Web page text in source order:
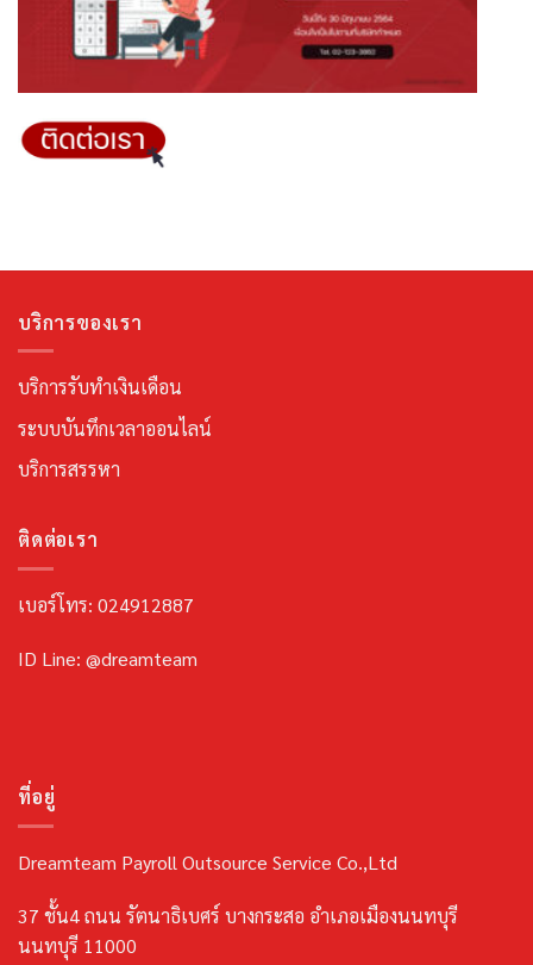
บริการของเรา
บริการรับทำเงินเดือน
ระบบบันทึกเวลาออนไลน์
บริการสรรหา
ติดต่อเรา
เบอร์โทร: 024912887
ID Line: @dreamteam
ที่อยู่
Dreamteam Payroll Outsource Service Co.,Ltd
37 ชั้น4 ถนน รัตนาธิเบศร์ บางกระสอ อำเภอเมืองนนทบุรี
นนทบุรี 11000